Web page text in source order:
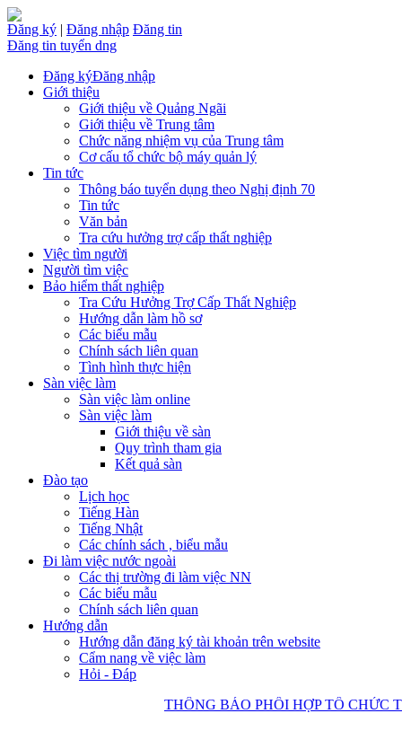
Đăng ký | Đăng nhập Đăng tin
Đăng tin tuyển dng
Đăng kýĐăng nhập
Giới thiệu
Giới thiệu về Quảng Ngãi
Giới thiệu về Trung tâm
Chức năng nhiệm vụ của Trung tâm
Cơ cấu tổ chức bộ máy quản lý
Tin tức
Thông báo tuyển dụng theo Nghị định 70
Tin tức
Văn bản
Tra cứu hưởng trợ cấp thất nghiệp
Việc tìm người
Người tìm việc
Bảo hiểm thất nghiệp
Tra Cứu Hưởng Trợ Cấp Thất Nghiệp
Hướng dẫn làm hồ sơ
Các biểu mẫu
Chính sách liên quan
Tình hình thực hiện
Sàn việc làm
Sàn việc làm online
Sàn việc làm
Giới thiệu về sàn
Quy trình tham gia
Kết quả sàn
Đào tạo
Lịch học
Tiếng Hàn
Tiếng Nhật
Các chính sách , biểu mẫu
Đi làm việc nước ngoài
Các thị trường đi làm việc NN
Các biểu mẫu
Chính sách liên quan
Hướng dẫn
Hướng dẫn đăng ký tài khoản trên website
Cẩm nang về việc làm
Hỏi - Đáp
THÔNG BÁO PHỐI HỢP TỔ CHỨC